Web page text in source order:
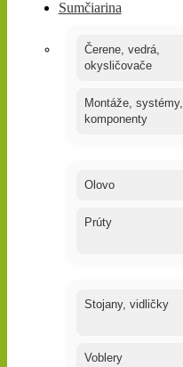
Sumčiarina
Čerene, vedrá,
okysličovače
Montáže, systémy,
komponenty
Olovo
Prúty
Stojany, vidličky
Voblery